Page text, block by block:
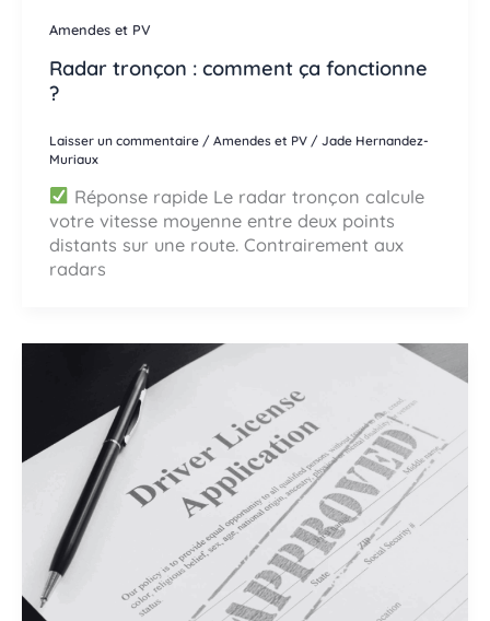
Amendes et PV
Radar tronçon : comment ça fonctionne
?
Laisser un commentaire / Amendes et PV/ Jade Hernandez-
Muriaux
Réponse rapide Le radar tronçon calcule
votre vitesse moyenne entre deux points
distants sur une route. Contrairement aux
radars